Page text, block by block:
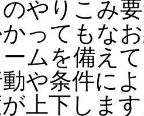
やりこみ
ってもな
ムを備え
や条件に
上下しま